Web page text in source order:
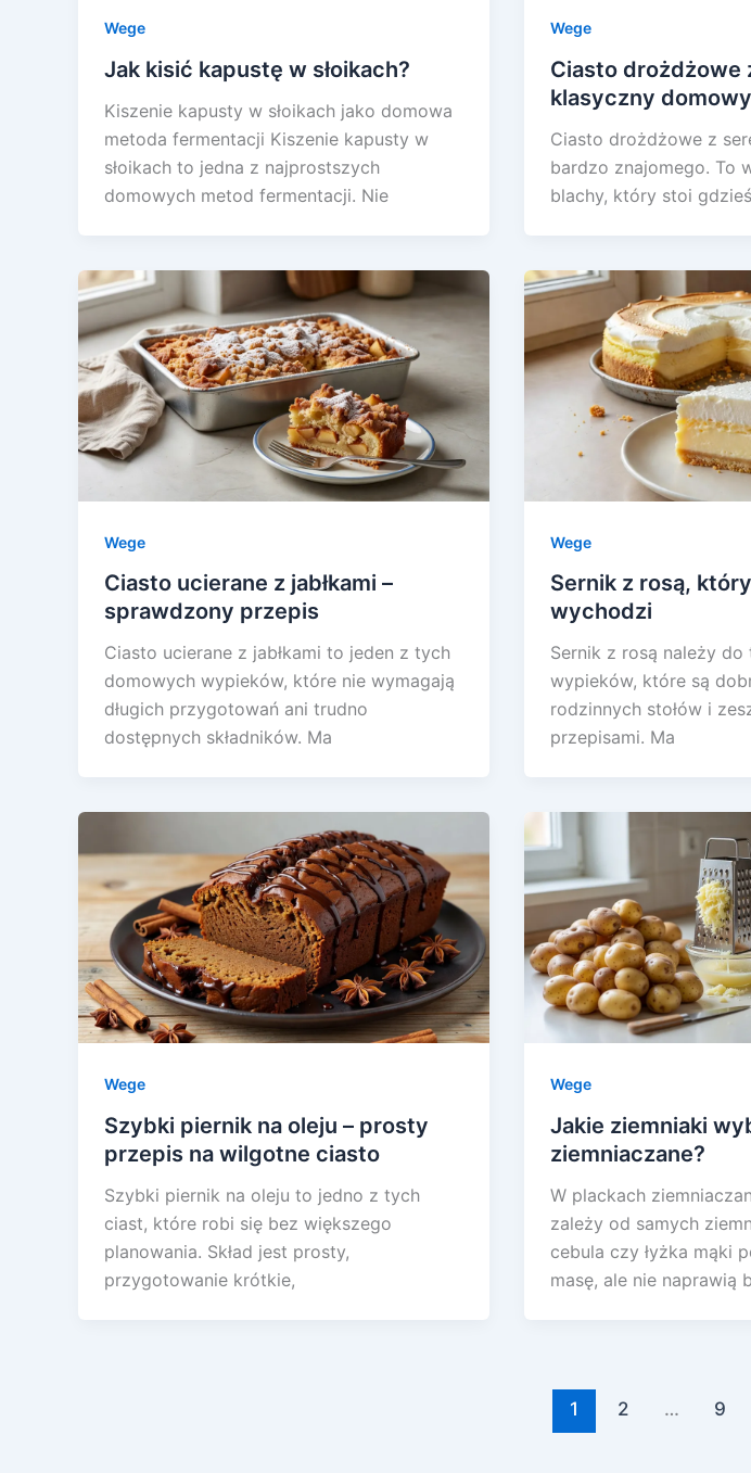
Wege
Jak kisić kapustę w słoikach?
Kiszenie kapusty w słoikach jako domowa
metoda fermentacji Kiszenie kapusty w
słoikach to jedna z najprostszych
domowych metod fermentacji. Nie
Wege
Ciasto drożdżowe
klasyczny
Ciasto drożdżowe z
bardzo znajomego. To
blachy, który stoi
Wege
Ciasto ucierane z jabłkami –
sprawdzony przepis
Ciasto ucierane z jabłkami to jeden z tych
domowych wypieków, które nie wymagają
długich przygotowań ani trudno
dostępnych składników. Ma
Wege
Sernik z rosą,
wychodzi
Sernik z rosą należy
wypieków, które są
rodzinnych stołów i
przepisami. Ma
Wege
Szybki piernik na oleju – prosty
przepis na wilgotne ciasto
Szybki piernik na oleju to jedno z tych
ciast, które robi się bez większego
planowania. Skład jest prosty,
przygotowanie krótkie,
Wege
Jakie ziemniaki
ziemniaczane?
W plackach
zależy od samych
cebula czy łyżka mąki
masę, ale nie naprawią
1 2 … 9